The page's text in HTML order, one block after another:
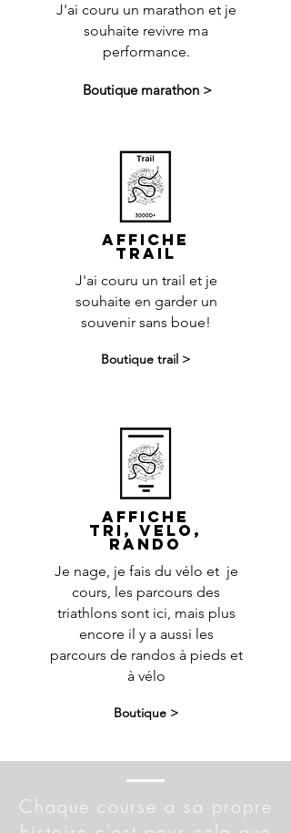
J'ai couru un marathon et je
souhaite revivre ma
performance.
Boutique marathon >
AFFICHE
T rail
J'ai couru un trail et je
souhaite en garder un
souvenir sans boue!
Boutique trail >
AFFICHE
TRI, Velo,
rando
Je nage, je fais du vélo et je
cours, les parcours des
triathlons sont ici, mais plus
encore il y a aussi les
parcours de randos à pieds et
à vélo
Boutique >
Chaque course a sa propre